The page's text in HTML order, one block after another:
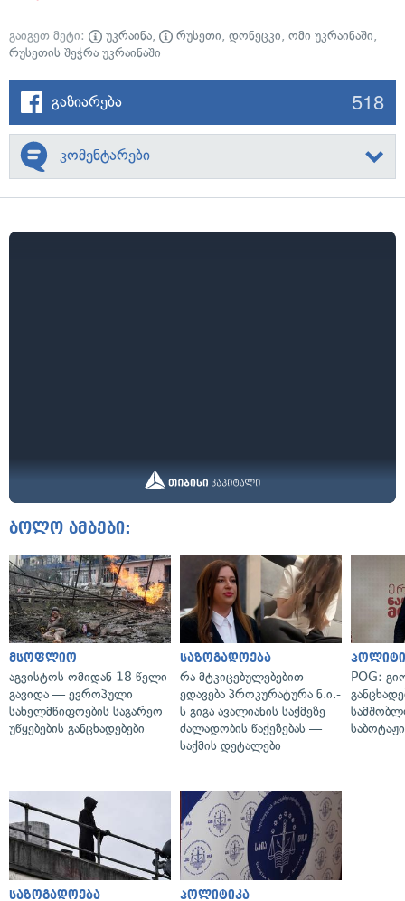
გაიგეთ მეტი: უკრაინა, რუსეთი, დონეცკი, ომი უკრაინაში,
რუსეთის შეჭრა უკრაინაში
გაზიარება 518
კომენტარები
ბოლო ამბები:
მსოფლიო
აგვისტოს ომიდან 18 წელი
გავიდა — ევროპული
სახელმწიფოების საგარეო
უწყებების განცხადებები
საზოგადოება
რა მტკიცებულებებით
ედავება პროკურატურა ნ.ი.-
ს გიგა ავალიანის საქმეზე
ძალადობის წაქეზებას —
საქმის დეტალები
POG:
საზოგადოება პოლიტიკა